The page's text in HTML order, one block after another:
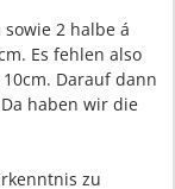
2 halbe á
Es fehlen also
Darauf dann
haben wir die
zu